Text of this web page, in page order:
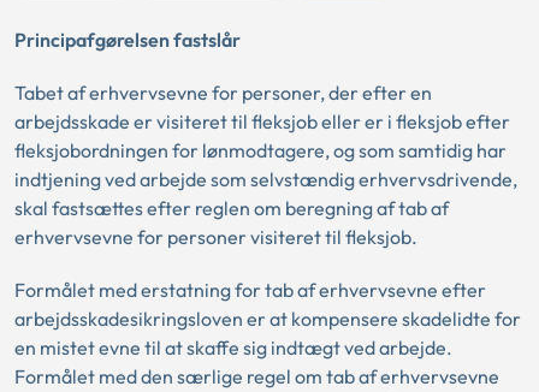
Principafgørelsen fastslår
Tabet af erhvervsevne for personer, der efter en
arbejdsskade er visiteret til fleksjob eller er i fleksjob efter
fleksjobordningen for lønmodtagere, og som samtidig har
indtjening ved arbejde som selvstændig erhvervsdrivende,
skal fastsættes efter reglen om beregning af tab af
erhvervsevne for personer visiteret til fleksjob.
Formålet med erstatning for tab af erhvervsevne efter
arbejdsskadesikringsloven er at kompensere skadelidte for
en mistet evne til at skaffe sig indtægt ved arbejde.
Formålet med den særlige regel om tab af erhvervsevne